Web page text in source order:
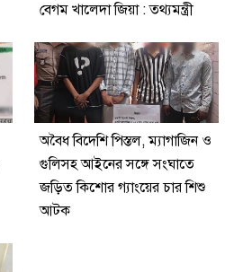
বেগম খালেদা জিয়া : তথ্যমন্ত্রী
অবৈধ বিদেশি পিস্তল, ম্যাগাজিন ও
গুলিসহ আইনের সঙ্গে সংঘাতে
জড়িত কিশোর গ্যাংয়ের চার শিশু
আটক